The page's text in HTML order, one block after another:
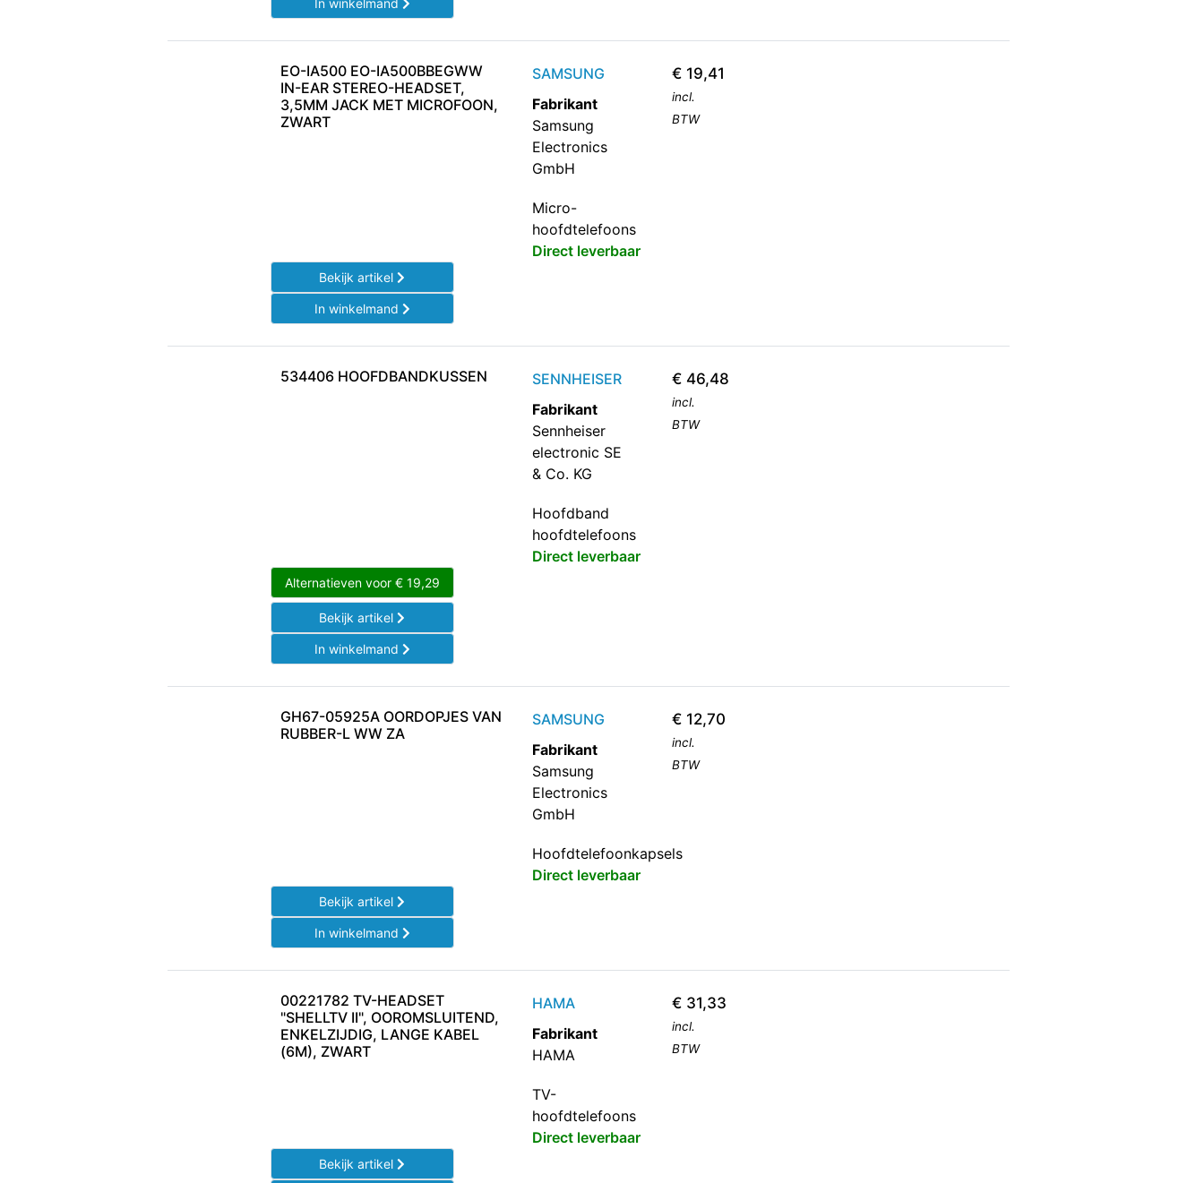
In winkelmand
EO-IA500 EO-IA500BBEGWW
IN-EAR STEREO-HEADSET,
3,5MM JACK MET MICROFOON,
ZWART
SAMSUNG
Fabrikant
Samsung
Electronics
GmbH
Micro-
hoofdtelefoons
Direct leverbaar
€ 19,41
incl.
BTW
Bekijk artikel
In winkelmand
534406 HOOFDBANDKUSSEN
SENNHEISER
Fabrikant
Sennheiser
electronic SE
& Co. KG
Hoofdband
hoofdtelefoons
Direct leverbaar
€ 46,48
incl.
BTW
Alternatieven voor €19,29
Bekijk artikel
In winkelmand
GH67-05925A OORDOPJES VAN
RUBBER-L WW ZA
SAMSUNG
Fabrikant
Samsung
Electronics
GmbH
Hoofdtelefoonkapsels
Direct leverbaar
€ 12,70
incl.
BTW
Bekijk artikel
In winkelmand
00221782 TV-HEADSET
"SHELLTV II", OOROMSLUITEND,
ENKELZIJDIG, LANGE KABEL
(6M), ZWART
HAMA
Fabrikant
HAMA
TV-
hoofdtelefoons
Direct leverbaar
€ 31,33
incl.
BTW
Bekijk artikel